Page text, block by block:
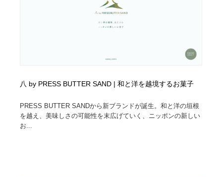
八 by PRESS BUTTER SAND | 和と洋を越境するお菓子
PRESS BUTTER SANDから新ブランドが誕生。和と洋の垣根
を越え、美味しさの可能性を末広げていく、ニッポンの新しい
お...